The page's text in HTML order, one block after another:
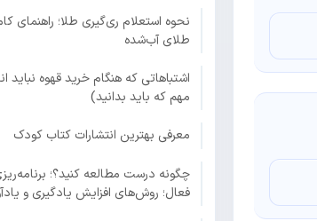
نحوه استعلام ری‌گیری طلا؛ راهنمای
طلای آب‌شده
مهم که باید بدانید)
معرفی بهترین انتشارات کتاب کودک
چگونه درست مطالعه کنید؟؛
فعال؛ روش‌های افزایش یادگیری و